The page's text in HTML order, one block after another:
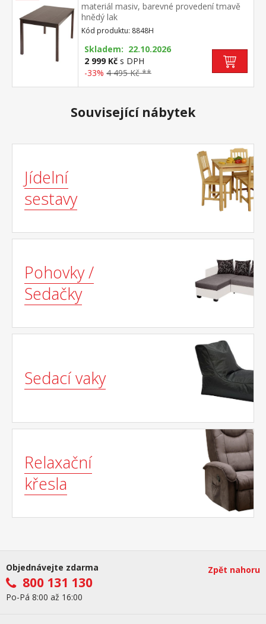
materiál masiv, barevné provedení tmavě
hnědý lak
Kód produktu: 8848H
Skladem: 22.10.2026
2 999 Kč s DPH
-33% 4 495 Kč **
Související nábytek
Jídelní
sestavy
Pohovky /
Sedačky
Sedací vaky
Relaxační
křesla
Objednávejte zdarma
800 131 130
Po-Pá 8:00 až 16:00
Zpět nahoru